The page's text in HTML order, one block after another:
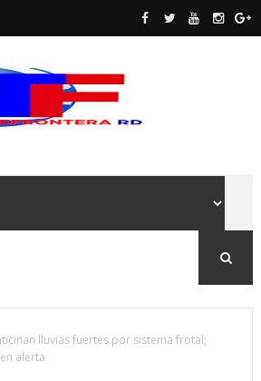
lluvias fuertes por sistema frotal;
alerta